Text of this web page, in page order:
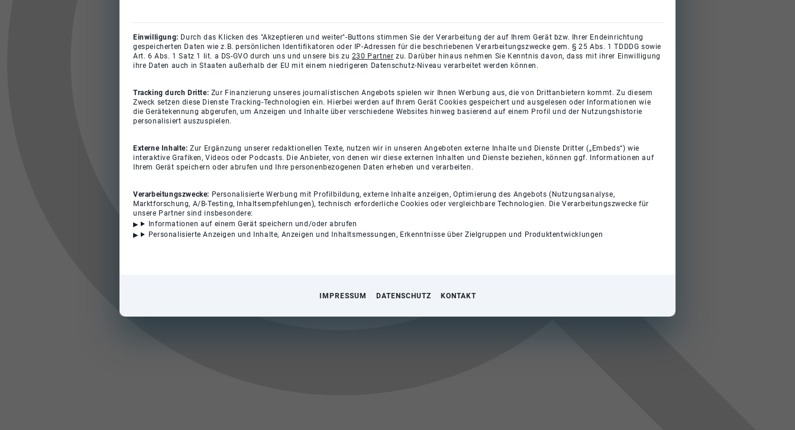
Einwilligung: Durch das Klicken des "Akzeptieren und weiter"-Buttons stimmen Sie der Verarbeitung der auf Ihrem Gerät bzw. Ihrer Endeinrichtung
gespeicherten Daten wie z.B. persönlichen Identifikatoren oder IP-Adressen für die beschriebenen Verarbeitungszwecke gem. § 25 Abs. 1 TDDDG sowie
Art. 6 Abs. 1 Satz 1 lit. a DS-GVO durch uns und unsere bis zu 230 Partner zu. Darüber hinaus nehmen Sie Kenntnis davon, dass mit ihrer Einwilligung
ihre Daten auch in Staaten außerhalb der EU mit einem niedrigeren Datenschutz-Niveau verarbeitet werden können.
Tracking durch Dritte: Zur Finanzierung unseres journalistischen Angebots spielen wir Ihnen Werbung aus, die von Drittanbietern kommt. Zu diesem
Zweck setzen diese Dienste Tracking-Technologien ein. Hierbei werden auf Ihrem Gerät Cookies gespeichert und ausgelesen oder Informationen wie
die Gerätekennung abgerufen, um Anzeigen und Inhalte über verschiedene Websites hinweg basierend auf einem Profil und der Nutzungshistorie
personalisiert auszuspielen.
Externe Inhalte:Zur Ergänzung unserer redaktionellen Texte, nutzen wir in unseren Angeboten externe Inhalte und Dienste Dritter („Embeds“) wie
interaktive Grafiken, Videos oder Podcasts. Die Anbieter, von denen wir diese externen Inhalten und Dienste beziehen, können ggf. Informationen auf
Ihrem Gerät speichern oder abrufen und Ihre personenbezogenen Daten erheben und verarbeiten.
Verarbeitungszwecke: Personalisierte Werbung mit Profilbildung, externe Inhalte anzeigen, Optimierung des Angebots (Nutzungsanalyse,
Marktforschung, A/B-Testing, Inhaltsempfehlungen), technisch erforderliche Cookies oder vergleichbare Technologien. Die Verarbeitungszwecke für
unsere Partner sind insbesondere:
Informationen auf einem Gerät speichern und/oder abrufen
Personalisierte Anzeigen und Inhalte, Anzeigen und Inhaltsmessungen, Erkenntnisse über Zielgruppen und Produktentwicklungen
IMPRESSUM DATENSCHUTZ KONTAKT